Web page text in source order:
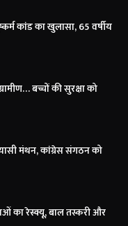
कांड का खुलासा, 65 वर्षीय
बच्चों की सुरक्षा को
मंथन, कांग्रेस संगठन को
का रेस्क्यू, बाल तस्करी और